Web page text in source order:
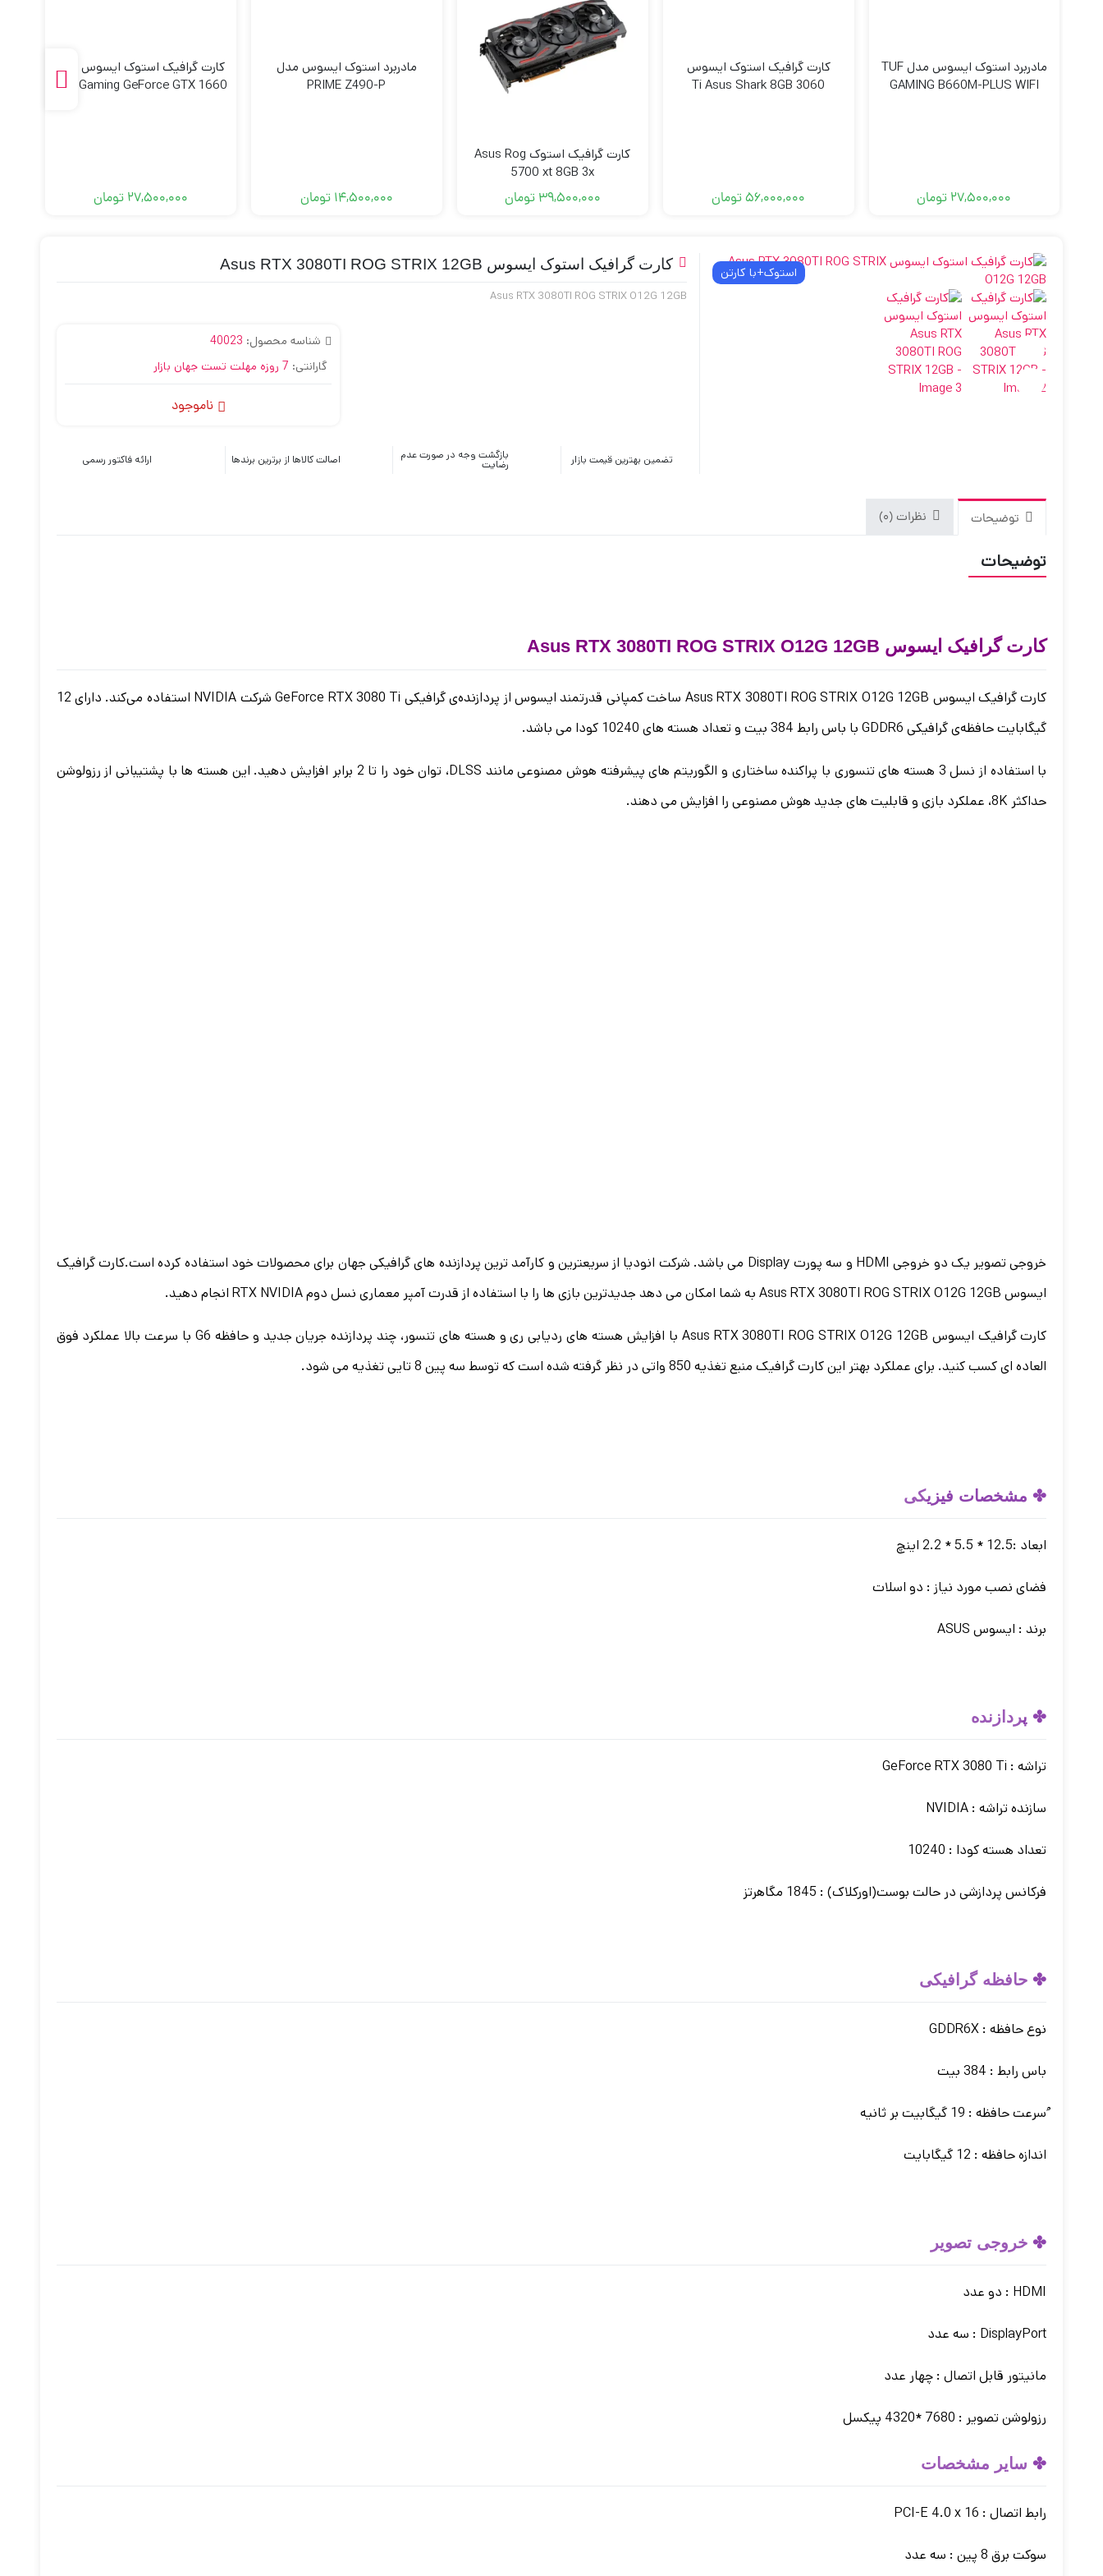
مادربرد استوک ایسوس مدل TUF
GAMING B660M-PLUS WIFI
27,500,000 تومان
کارت گرافیک استوک ایسوس
3060 Ti Asus Shark 8GB
56,000,000تومان
کارت گرافیک استوک Asus Rog
5700 xt 8GB 3x
39,500,000 تومان
مادربرد استوک ایسوس مدل
PRIME Z490-P
14,500,000 تومان
کارت گرافیک استوک ایسوس مدل
TUF Gaming GeForce GTX 1660
27,500,000 تومان
استوک+با کارتن کارت گرافیک استوک ایسوس Asus RTX 3080TI ROG STRIX 12GB
Asus RTX 3080TI ROG STRIX O12G 12GB
شناسه محصول: 40023
گارانتی: 7 روزه مهلت تست جهان بازار
ناموجود
تضمین بهترین قیمت بازار بازگشت وجه در صورت عدم
رضایت اصالت کالاها از برترین برندها ارائه فاکتور رسمی
توضیحات نظرات (0)
توضیحات
کارت گرافیک ایسوس Asus RTX 3080TI ROG STRIX O12G 12GB
کارت گرافیک ایسوس Asus RTX 3080TI ROG STRIX O12G 12GB ساخت کمپانی قدرتمند ایسوس از پردازنده‌ی گرافیکی GeForce RTX 3080 Ti شرکت NVIDIA استفاده می‌کند. دارای 12
گیگابایت حافظه‌ی گرافیکی GDDR6 با باس رابط 384 بیت و تعداد هسته های 10240 کودا می باشد.
با استفاده از نسل 3 هسته های تنسوری با پراکنده ساختاری و الگوریتم های پیشرفته هوش مصنوعی مانند DLSS، توان خود را تا 2 برابر افزایش دهید. این هسته ها با پشتیبانی از رزولوشن
حداکثر 8K، عملکرد بازی و قابلیت های جدید هوش مصنوعی را افزایش می دهند.
خروجی تصویر یک دو خروجی HDMI و سه پورت Display می باشد. شرکت انودیا از سریعترین و کارآمد ترین پردازنده های گرافیکی جهان برای محصولات خود استفاده کرده است.کارت گرافیک
ایسوس Asus RTX 3080TI ROG STRIX O12G 12GB
به شما امکان می دهد جدیدترین بازی ها را با استفاده از قدرت آمپر معماری نسل دوم RTX NVIDIA انجام دهید.
کارت گرافیک ایسوس Asus RTX 3080TI ROG STRIX O12G 12GB با افزایش هسته های ردیابی ری و هسته های تنسور، چند پردازنده جریان جدید و حافظه G6 با سرعت بالا عملکرد فوق
العاده ای کسب کنید. برای عملکرد بهتر این کارت گرافیک منبع تغذیه 850 واتی در نظر گرفته شده است که توسط سه پین 8 تایی تغذیه می شود.
✤ مشخصات فیزیکی
ابعاد :12.5 * 5.5 * 2.2 اینچ
فضای نصب مورد نیاز : دو اسلات
برند : ایسوس ASUS
✤ پردازنده
تراشه : GeForce RTX 3080 Ti
سازنده تراشه : NVIDIA
تعداد هسته کودا : 10240
فرکانس پردازشی در حالت بوست(اورکلاک) : 1845 مگاهرتز
✤ حافظه گرافیکی
نوع حافظه : GDDR6X
باس رابط : 384 بیت
ُسرعت حافظه : 19 گیگابیت بر ثانیه
اندازه حافظه : 12 گیگابایت
✤ خروجی تصویر
HDMI : دو عدد
DisplayPort : سه عدد
مانیتور قابل اتصال : چهار عدد
رزولوشن تصویر : 7680 *4320 پیکسل
✤ سایر مشخصات
رابط اتصال : PCI-E 4.0 x 16
سوکت برق 8 پین : سه عدد